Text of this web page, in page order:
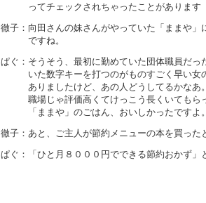
ってチェックされちゃったことがあります
徹子：向田さんの妹さんがやっていた「ままや」
ですね。
ぱぐ：そうそう、最初に勤めていた団体職員だっ
いた数字キーを打つのがものすごく早い女
ありましたけど、あの人どうしてるかなあ
職場じゃ評価高くてけっこう長くいてもら
「ままや」のごはん、おいしかったですよ
徹子：あと、ご主人が節約メニューの本を買った
ぱぐ：「ひと月８０００円でできる節約おかず」